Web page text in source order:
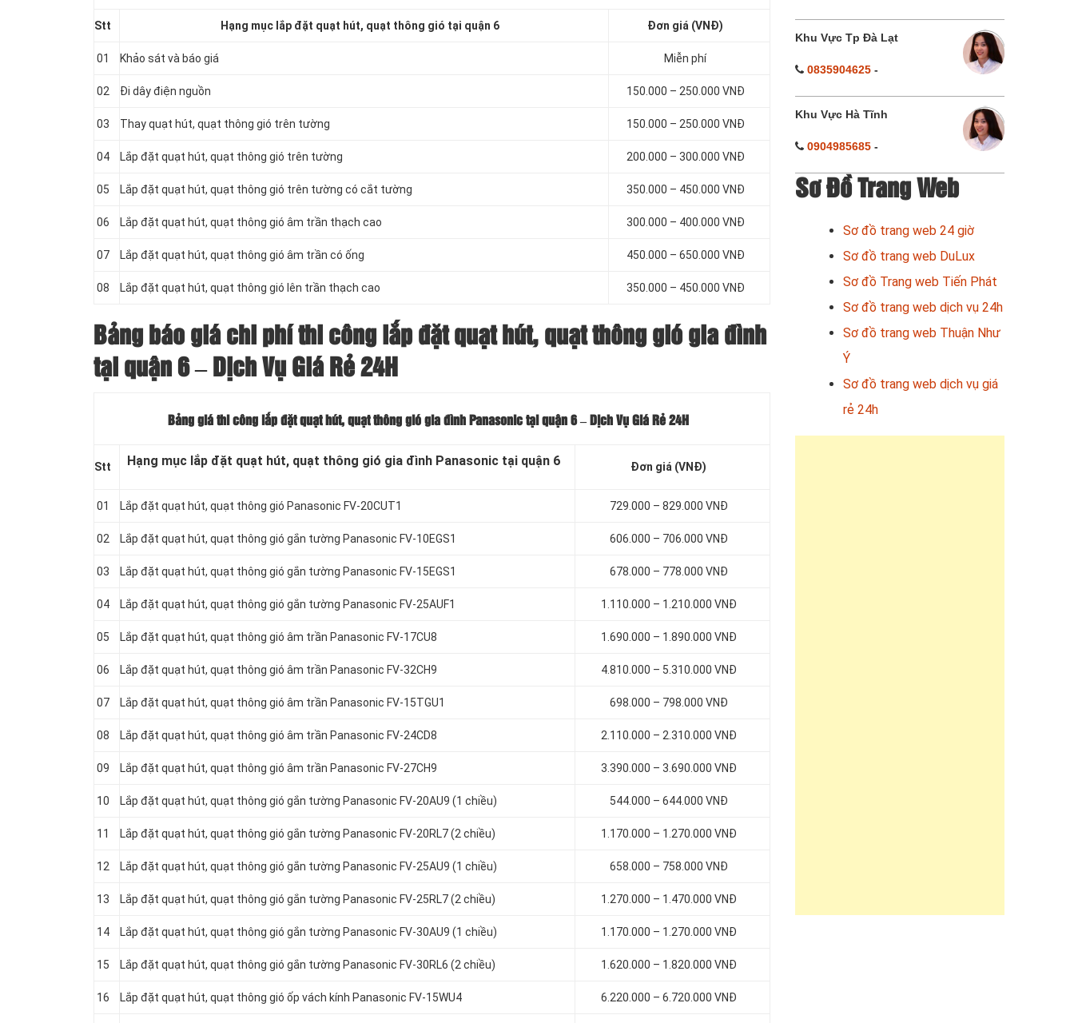
Stt Hạng mục lắp đặt quạt hút, quạt thông gió tại quận 6 Đơn giá (VNĐ)
01 Khảo sát và báo giá Miễn phí
02 Đi dây điện nguồn 150.000 – 250.000 VNĐ
03 Thay quạt hút, quạt thông gió trên tường 150.000 – 250.000 VNĐ
04 Lắp đặt quạt hút, quạt thông gió trên tường 200.000 – 300.000 VNĐ
05 Lắp đặt quạt hút, quạt thông gió trên tường có cắt tường 350.000 – 450.000 VNĐ
06 Lắp đặt quạt hút, quạt thông gió âm trần thạch cao 300.000 – 400.000 VNĐ
07 Lắp đặt quạt hút, quạt thông gió âm trần có ống 450.000 – 650.000 VNĐ
08 Lắp đặt quạt hút, quạt thông gió lên trần thạch cao 350.000 – 450.000 VNĐ
Bảng báo giá chi phí thi công lắp đặt quạt hút, quạt thông gió gia đình
tại quận 6 – Dịch Vụ Giá Rẻ 24H
Bảng giá thi công lắp đặt quạt hút, quạt thông gió gia đình Panasonic tại quận 6 – Dịch Vụ Giá Rẻ 24H
Stt Hạng mục lắp đặt quạt hút, quạt thông gió gia đình Panasonic tại quận 6 Đơn giá (VNĐ)
01 Lắp đặt quạt hút, quạt thông gió Panasonic FV-20CUT1 729.000 – 829.000 VNĐ
02 Lắp đặt quạt hút, quạt thông gió gắn tường Panasonic FV-10EGS1 606.000 – 706.000 VNĐ
03 Lắp đặt quạt hút, quạt thông gió gắn tường Panasonic FV-15EGS1 678.000 – 778.000 VNĐ
04 Lắp đặt quạt hút, quạt thông gió gắn tường Panasonic FV-25AUF1 1.110.000 – 1.210.000 VNĐ
05 Lắp đặt quạt hút, quạt thông gió âm trần Panasonic FV-17CU8 1.690.000 – 1.890.000 VNĐ
06 Lắp đặt quạt hút, quạt thông gió âm trần Panasonic FV-32CH9 4.810.000 – 5.310.000 VNĐ
07 Lắp đặt quạt hút, quạt thông gió âm trần Panasonic FV-15TGU1 698.000 – 798.000 VNĐ
08 Lắp đặt quạt hút, quạt thông gió âm trần Panasonic FV-24CD8 2.110.000 – 2.310.000 VNĐ
09 Lắp đặt quạt hút, quạt thông gió âm trần Panasonic FV-27CH9 3.390.000 – 3.690.000 VNĐ
10 Lắp đặt quạt hút, quạt thông gió gắn tường Panasonic FV-20AU9 (1 chiều) 544.000 – 644.000 VNĐ
11 Lắp đặt quạt hút, quạt thông gió gắn tường Panasonic FV-20RL7 (2 chiều) 1.170.000 – 1.270.000 VNĐ
12 Lắp đặt quạt hút, quạt thông gió gắn tường Panasonic FV-25AU9 (1 chiều) 658.000 – 758.000 VNĐ
13 Lắp đặt quạt hút, quạt thông gió gắn tường Panasonic FV-25RL7 (2 chiều) 1.270.000 – 1.470.000 VNĐ
14 Lắp đặt quạt hút, quạt thông gió gắn tường Panasonic FV-30AU9 (1 chiều) 1.170.000 – 1.270.000 VNĐ
15 Lắp đặt quạt hút, quạt thông gió gắn tường Panasonic FV-30RL6 (2 chiều) 1.620.000 – 1.820.000 VNĐ
16 Lắp đặt quạt hút, quạt thông gió ốp vách kính Panasonic FV-15WU4 6.220.000 – 6.720.000 VNĐ
Khu Vực Tp Đà Lạt
0835904625-
Khu Vực Hà Tĩnh
0904985685-
Sơ Đồ Trang Web
Sơ đồ trang web 24 giờ
Sơ đồ trang web DuLux
Sơ đồ Trang web Tiến Phát
Sơ đồ trang web dịch vụ 24h
Sơ đồ trang web Thuận Như
Ý
Sơ đồ trang web dịch vụ giá
rẻ 24h